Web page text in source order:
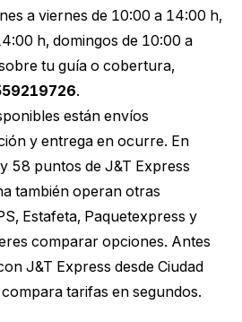
a viernes de 10:00 a 14:00 h,
h, domingos de 10:00 a
tu guía o cobertura,
.
están envíos
y entrega en ocurre. En
58 puntos de J&T Express
también operan otras
Estafeta, Paquetexpress y
comparar opciones. Antes
J&T Express desde Ciudad
tarifas en segundos.